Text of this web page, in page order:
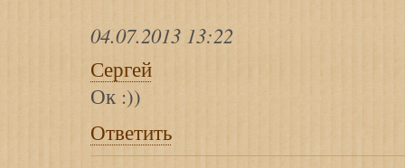
04.07.2013 13:22
Сергей
Ок :))
Ответить